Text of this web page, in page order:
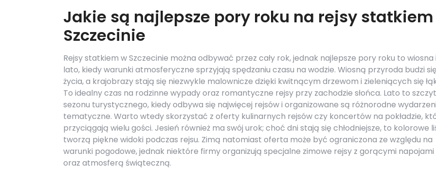
Jakie są najlepsze pory roku na rejsy
Szczecinie
Rejsy statkiem w Szczecinie można odbywać przez cały rok, jednak najlepsze pory roku to wiosna i
lato, kiedy warunki atmosferyczne sprzyjają spędzaniu czasu na wodzie. Wiosną przyroda budzi
życia, a krajobrazy stają się niezwykle malownicze dzięki kwitnącym drzewom i zieleniących się
To idealny czas na rodzinne wypady oraz romantyczne rejsy przy zachodzie słońca. Lato to szczyt
sezonu turystycznego, kiedy odbywa się najwięcej rejsów i organizowane są różnorodne
tematyczne. Warto wtedy skorzystać z oferty kulinarnych rejsów czy koncertów na pokładzie,
przyciągają wielu gości. Jesień również ma swój urok; choć dni stają się chłodniejsze, to kolorowe
tworzą piękne widoki podczas rejsu. Zimą natomiast oferta może być ograniczona ze względu na
warunki pogodowe, jednak niektóre firmy organizują specjalne zimowe rejsy z gorącymi napojami
oraz atmosferą świąteczną.